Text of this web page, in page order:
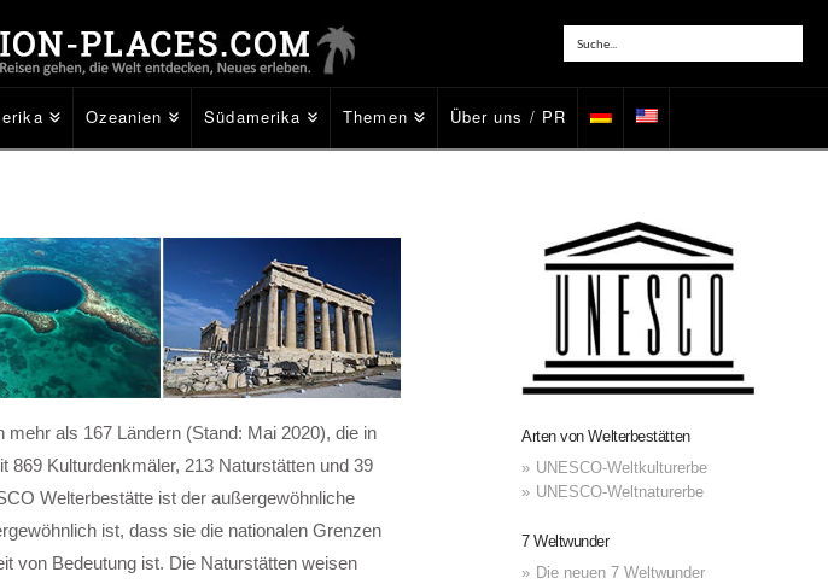
Ozeanien Südamerika Themen Über uns / PR
als 167 Ländern (Stand: Mai 2020), die in
869 Kulturdenkmäler, 213 Naturstätten und 39
Welterbestätte ist der außergewöhnliche
ist, dass sie die nationalen Grenzen
von Bedeutung ist. Die Naturstätten weisen
Arten von Welterbestätten
UNESCO-Weltkulturerbe
UNESCO-Weltnaturerbe
7 Weltwunder
Die neuen 7 Weltwunder